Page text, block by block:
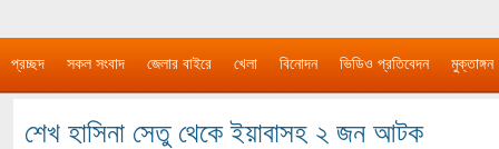
প্রচ্ছদ সকল সংবাদ জেলার বাইরে খেলা বিনোদন ভিডিও প্রতিবেদন মুক্তাঙ্গন
শেখ হাসিনা সেতু থেকে ইয়াবাসহ ২ জন আটক